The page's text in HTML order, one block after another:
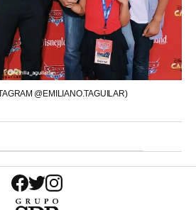
@EMILIANO.TAGUILAR)